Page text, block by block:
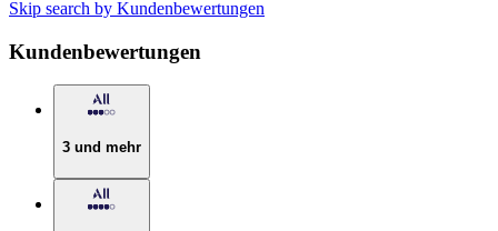
Skip search by Kundenbewertungen
Kundenbewertungen
3 und mehr